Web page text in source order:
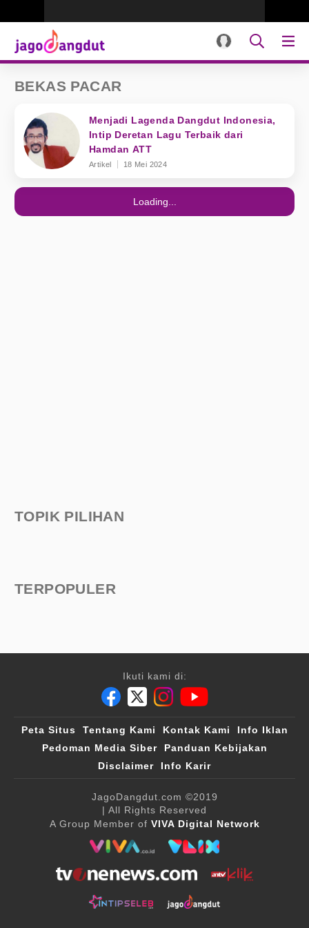
BEKAS PACAR
Menjadi Lagenda Dangdut Indonesia,
Intip Deretan Lagu Terbaik dari
Hamdan ATT
Artikel 18 Mei 2024
Loading...
TOPIK PILIHAN
TERPOPULER
Ikuti kami di:
Peta Situs Tentang Kami Kontak Kami
Info Iklan
Pedoman Media Siber
Panduan Kebijakan
Disclaimer
Info Karir
JagoDangdut.com ©2019
| All Rights Reserved
A Group Member of VIVA Digital Network